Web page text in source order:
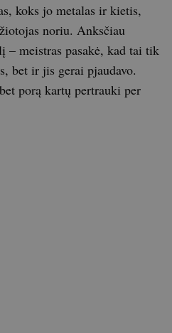
koks jo metalas ir kietis,
noriu. Anksčiau
– meistras pasakė, kad tai tik
bet ir jis gerai pjaudavo.
porą kartų pertrauki per